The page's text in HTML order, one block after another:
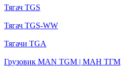
Тягач TGS
Тягач TGS-WW
Тягачи TGA
Грузовик MAN TGM | МАН ТГМ